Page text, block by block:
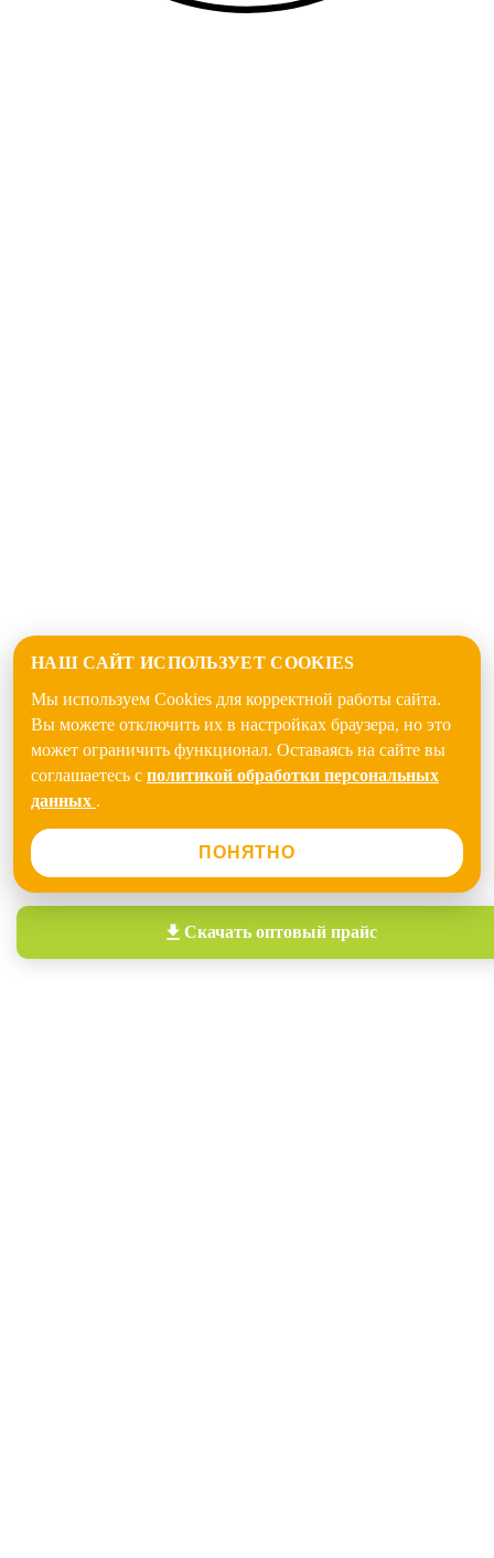
НАШ САЙТ ИСПОЛЬЗУЕТ COOKIES
Мы используем Cookies для корректной работы сайта.
Вы можете отключить их в настройках браузера, но это
может ограничить функционал. Оставаясь на сайте вы
соглашаетесь с политикой обработки персональных
данных .
ПОНЯТНО
Скачать оптовый прайс